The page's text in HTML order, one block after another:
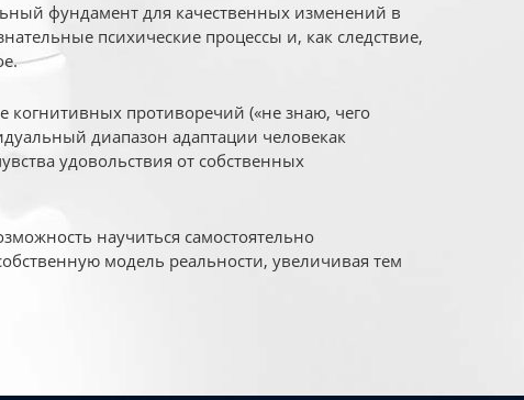
фундамент для качественных изменений в
психические процессы и, как следствие,
когнитивных противоречий («не знаю, чего
диапазон адаптации человекак
удовольствия от собственных
научиться самостоятельно
модель реальности, увеличивая тем